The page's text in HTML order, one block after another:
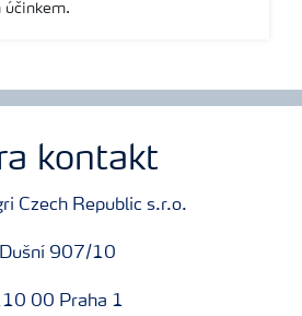
účinkem.
kontakt
Czech Republic s.r.o.
Dušní 907/10
00 Praha 1